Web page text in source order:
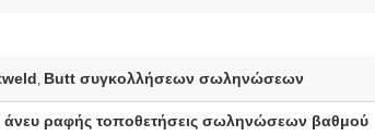
, Butt συγκολλήσεων σωληνώσεων
άνευ ραφής τοποθετήσεις σωληνώσεων βαθμού